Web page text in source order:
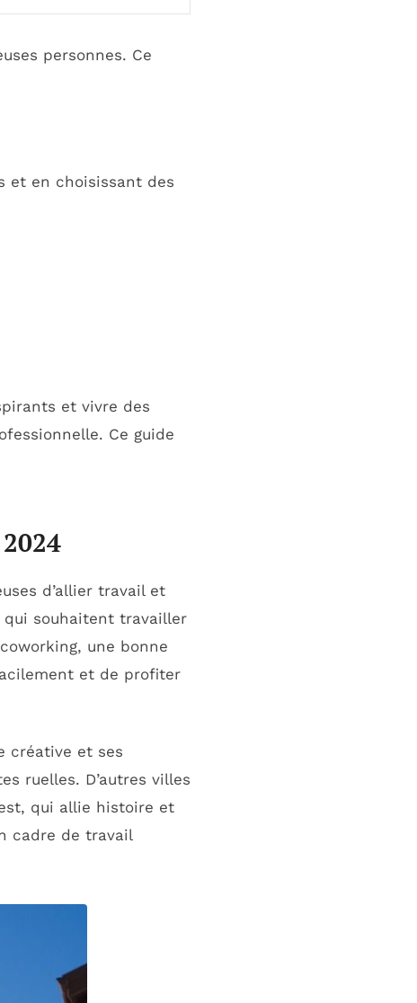
personnes. Ce
et en choisissant des
et vivre des
Ce guide
d’allier travail et
qui souhaitent travailler
une bonne
et de profiter
créative et ses
ruelles. D’autres villes
qui allie histoire et
cadre de travail